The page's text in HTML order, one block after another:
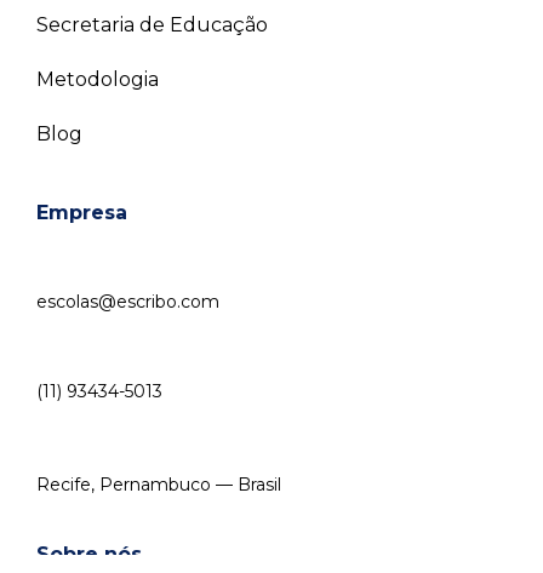
Secretaria de Educação
Metodologia
Blog
Empresa
escolas@escribo.com
(11) 93434-5013
Recife, Pernambuco — Brasil
Sobre nós